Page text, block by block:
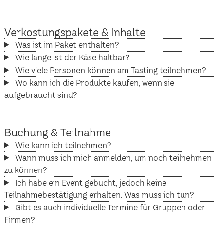
Verkostungspakete & Inhalte
Was ist im Paket enthalten?
Wie lange ist der Käse haltbar?
Wie viele Personen können am Tasting teilnehmen?
Wo kann ich die Produkte kaufen, wenn sie
aufgebraucht sind?
Buchung & Teilnahme
Wie kann ich teilnehmen?
Wann muss ich mich anmelden, um noch teilnehmen
zu können?
Ich habe ein Event gebucht, jedoch keine
Teilnahmebestätigung erhalten. Was muss ich tun?
Gibt es auch individuelle Termine für Gruppen oder
Firmen?